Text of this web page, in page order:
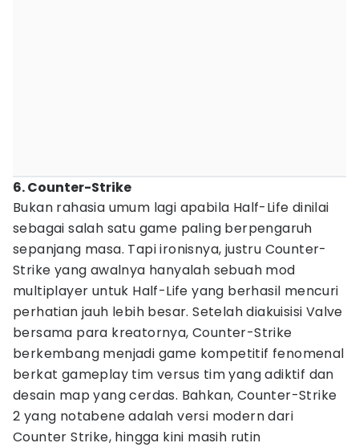
6. Counter-Strike
Bukan rahasia umum lagi apabila Half-Life dinilai
sebagai salah satu game paling berpengaruh
sepanjang masa. Tapi ironisnya, justru Counter-
Strike yang awalnya hanyalah sebuah mod
multiplayer untuk Half-Life yang berhasil mencuri
perhatian jauh lebih besar. Setelah diakuisisi Valve
bersama para kreatornya, Counter-Strike
berkembang menjadi game kompetitif fenomenal
berkat gameplay tim versus tim yang adiktif dan
desain map yang cerdas. Bahkan, Counter-Strike
2 yang notabene adalah versi modern dari
Counter Strike, hingga kini masih rutin